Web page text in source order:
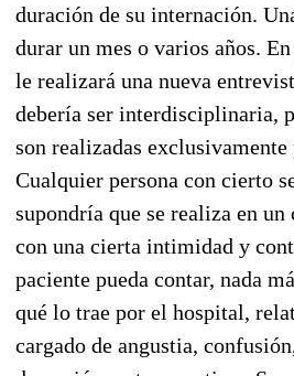
duración de su internación.
durar un mes o varios años.
le realizará una nueva
debería ser interdisciplinaria,
son realizadas
Cualquier persona con cierto
supondría que se realiza en
con una cierta intimidad y
paciente pueda contar, nada
qué lo trae por el hospital,
cargado de angustia,